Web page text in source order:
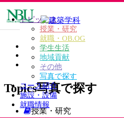
トピックス
授業・研究
就職・OB.OG
学生生活
地域貢献
その他
写真で探す
コース紹介
施設・設備
就職情報
TOP
TOPICS
写真で探す
Topics写真で探す
授業・研究